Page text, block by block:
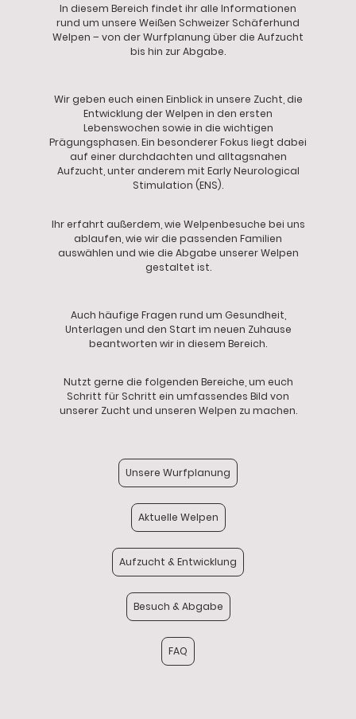
In diesem Bereich findet ihr alle Informationen
rund um unsere Weißen Schweizer Schäferhund
Welpen – von der Wurfplanung über die Aufzucht
bis hin zur Abgabe.
Wir geben euch einen Einblick in unsere Zucht, die
Entwicklung der Welpen in den ersten
Lebenswochen sowie in die wichtigen
Prägungsphasen. Ein besonderer Fokus liegt dabei
auf einer durchdachten und alltagsnahen
Aufzucht, unter anderem mit Early Neurological
Stimulation (ENS).
Ihr erfahrt außerdem, wie Welpenbesuche bei uns
ablaufen, wie wir die passenden Familien
auswählen und wie die Abgabe unserer Welpen
gestaltet ist.
Auch häufige Fragen rund um Gesundheit,
Unterlagen und den Start im neuen Zuhause
beantworten wir in diesem Bereich.
Nutzt gerne die folgenden Bereiche, um euch
Schritt für Schritt ein umfassendes Bild von
unserer Zucht und unseren Welpen zu machen.
Unsere Wurfplanung
Aktuelle Welpen
Aufzucht & Entwicklung
Besuch & Abgabe
FAQ